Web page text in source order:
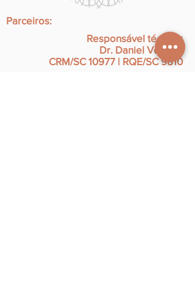
Parceiros:
Responsável técnico:
Dr. Daniel Volpato
CRM/SC 10977 | RQE/SC 9810​